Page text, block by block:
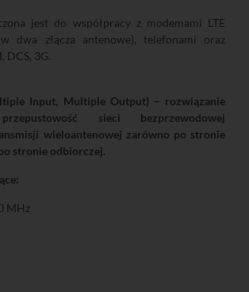
jest do współpracy z modemami LTE
dwa złącza antenowe), telefonami oraz
DCS, 3G.
Input, Multiple Output) – rozwiązanie
sieci bezprzewodowej
wieloantenowej zarówno po stronie
stronie odbiorczej.
MHz